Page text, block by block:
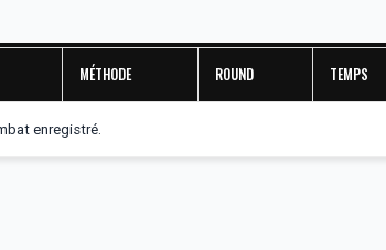
MÉTHODE ROUND TEMPS
enregistré.